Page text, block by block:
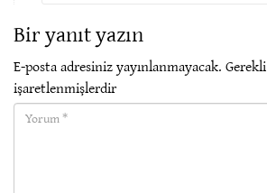
Bir yanıt yazın
E-posta adresiniz yayınlanmayacak.
işaretlenmişlerdir
Yorum(required)